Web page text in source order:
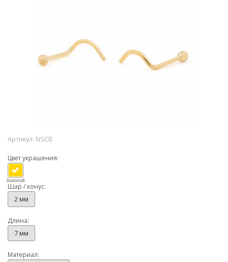
Артикул: NSCB
Цвет украшения:
Золотой
Шар / конус:
2 мм
Длина:
7 мм
Материал: